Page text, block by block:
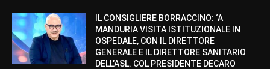
IL CONSIGLIERE BORRACCINO: ‘A
MANDURIA VISITA ISTITUZIONALE IN
OSPEDALE, CON IL DIRETTORE
GENERALE E IL DIRETTORE SANITARIO
DELL’ASL. COL PRESIDENTE DECARO